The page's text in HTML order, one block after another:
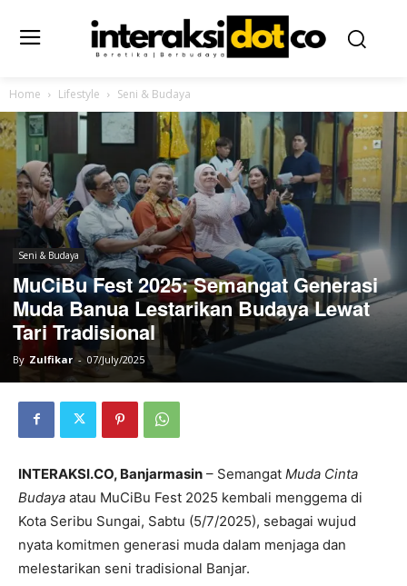
Home Lifestyle Seni & Budaya
Seni & Budaya
MuCiBu Fest 2025: Semangat Generasi
Muda Banua Lestarikan Budaya Lewat
Tari Tradisional
By Zulfikar - 07/July/2025
INTERAKSI.CO, Banjarmasin – Semangat Muda Cinta
Budaya atau MuCiBu Fest 2025 kembali menggema di
Kota Seribu Sungai, Sabtu (5/7/2025), sebagai wujud
nyata komitmen generasi muda dalam menjaga dan
melestarikan seni tradisional Banjar.